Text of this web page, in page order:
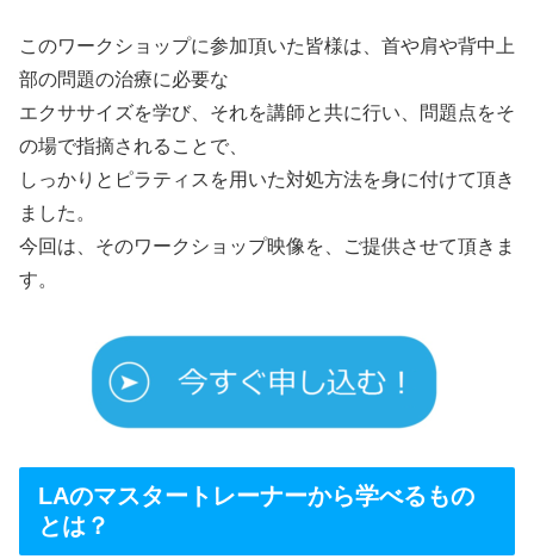
このワークショップに参加頂いた皆様は、首や肩や背中上
部の問題の治療に必要な
エクササイズを学び、それを講師と共に行い、問題点をそ
の場で指摘されることで、
しっかりとピラティスを用いた対処方法を身に付けて頂き
ました。
今回は、そのワークショップ映像を、ご提供させて頂きま
す。
LAのマスタートレーナーから学べるもの
とは？